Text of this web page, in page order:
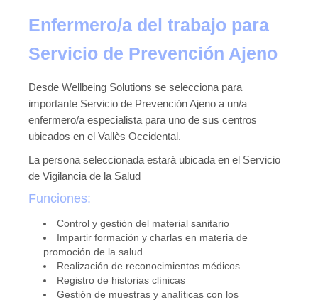
Enfermero/a del trabajo para
Servicio de Prevención Ajeno
Desde Wellbeing Solutions se selecciona para
importante Servicio de Prevención Ajeno a un/a
enfermero/a especialista para uno de sus centros
ubicados en el Vallès Occidental.
La persona seleccionada estará ubicada en el Servicio
de Vigilancia de la Salud
Funciones:
Control y gestión del material sanitario
Impartir formación y charlas en materia de
promoción de la salud
Realización de reconocimientos médicos
Registro de historias clínicas
Gestión de muestras y analíticas con los